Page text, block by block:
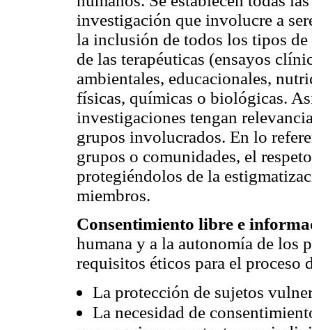
investigación que involucre a
la inclusión de todos los tipos
de las terapéuticas (ensayos
ambientales, educacionales,
físicas, químicas o biológicas.
investigaciones tengan
grupos involucrados. En lo
grupos o comunidades, el
protegiéndolos de la
miembros.
Consentimiento libre e
humana y a la autonomía de los
requisitos éticos para el proceso
La protección de sujetos
La necesidad de